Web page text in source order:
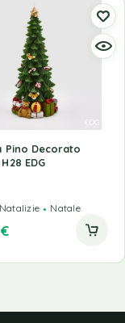
Pino Decorato
EDG
Natale
€